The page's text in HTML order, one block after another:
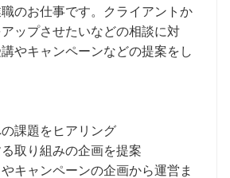
のお仕事です。クライアントか
ップさせたいなどの相談に対
やキャンペーンなどの提案をし
課題をヒアリング
取り組みの企画を提案
キャンペーンの企画から運営ま